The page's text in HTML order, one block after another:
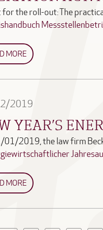
for the roll-out: The
MORE
2019
YEAR’S
01/2019, the law firm
MORE